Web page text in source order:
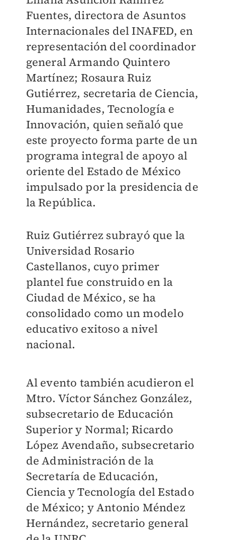
Fuentes, directora de Asuntos
Internacionales del INAFED, en
representación del coordinador
general Armando Quintero
Martínez; Rosaura Ruiz
Gutiérrez, secretaria de Ciencia,
Humanidades, Tecnología e
Innovación, quien señaló que
este proyecto forma parte de un
programa integral de apoyo al
oriente del Estado de México
impulsado por la presidencia de
la República.
Ruiz Gutiérrez subrayó que la
Universidad Rosario
Castellanos, cuyo primer
plantel fue construido en la
Ciudad de México, se ha
consolidado como un modelo
educativo exitoso a nivel
nacional.
Al evento también acudieron el
Mtro. Víctor Sánchez González,
subsecretario de Educación
Superior y Normal; Ricardo
López Avendaño, subsecretario
de Administración de la
Secretaría de Educación,
Ciencia y Tecnología del Estado
de México; y Antonio Méndez
Hernández, secretario general